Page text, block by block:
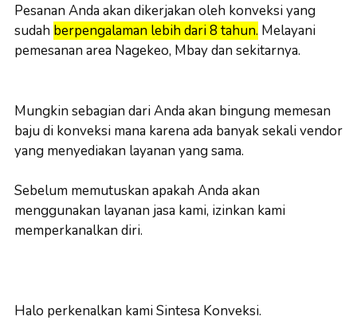
Pesanan Anda akan dikerjakan oleh konveksi yang
sudah berpengalaman lebih dari 8 tahun. Melayani
pemesanan area Nagekeo, Mbay dan sekitarnya.
Mungkin sebagian dari Anda akan bingung memesan
baju di konveksi mana karena ada banyak sekali vendor
yang menyediakan layanan yang sama.
Sebelum memutuskan apakah Anda akan
menggunakan layanan jasa kami, izinkan kami
memperkanalkan diri.
Halo perkenalkan kami Sintesa Konveksi.